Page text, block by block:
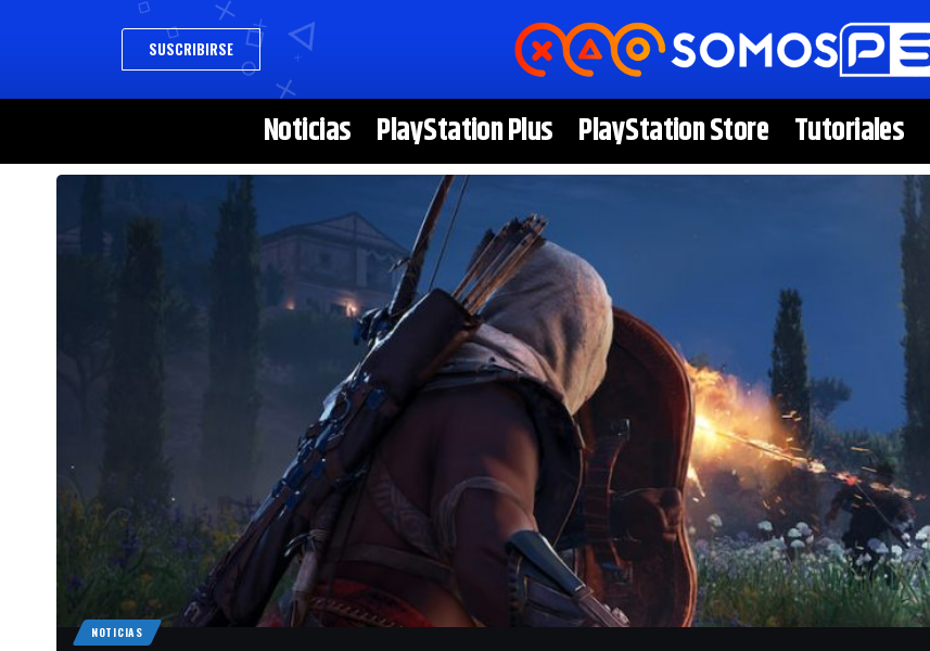
SUSCRIBIRSE
Noticias PlayStation Plus PlayStation Store Tutoriales
NOTICIAS